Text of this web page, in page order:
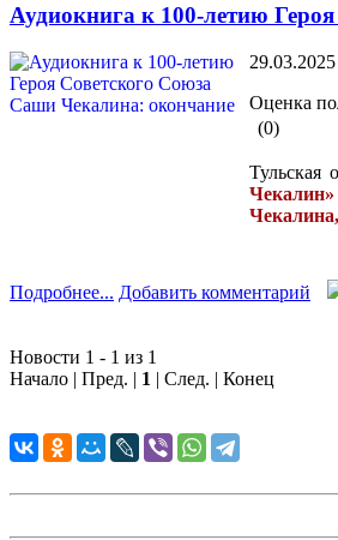
Аудиокнига к 100-летию
Оценка
(0)
Тульская
Чекалин»
Подробнее... Добавить комментарий
Новости 1 - 1 из 1
Начало | Пред. | 1 | След. | Конец